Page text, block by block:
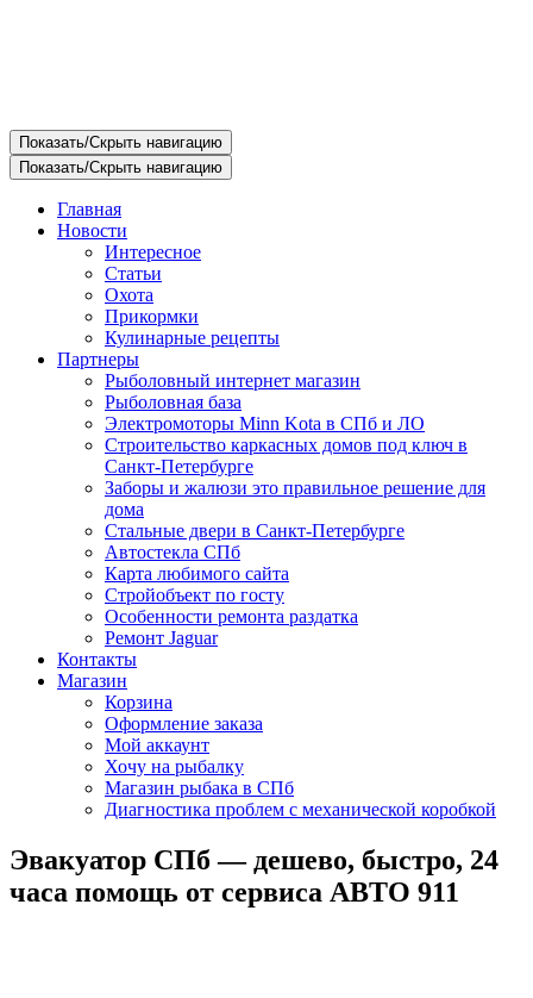
Показать/Скрыть навигацию
Показать/Скрыть навигацию
Главная
Новости
Интересное
Статьи
Охота
Прикормки
Кулинарные рецепты
Партнеры
Рыболовный интернет магазин
Рыболовная база
Электромоторы Minn Kota в СПб и ЛО
Строительство каркасных домов под ключ в
Санкт-Петербурге
Заборы и жалюзи это правильное решение для
дома
Стальные двери в Санкт-Петербурге
Автостекла СПб
Карта любимого сайта
Стройобъект по госту
Особенности ремонта раздатка
Ремонт Jaguar
Контакты
Магазин
Корзина
Оформление заказа
Мой аккаунт
Хочу на рыбалку
Магазин рыбака в СПб
Диагностика проблем с механической коробкой
Эвакуатор СПб — дешево, быстро, 24
часа помощь от сервиса АВТО 911